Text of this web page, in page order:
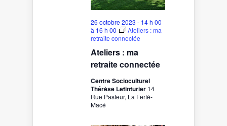
Ateliers : ma
retraite connectée
26 octobre 2023 - 14 h 00
à 16 h 00
Ateliers : ma
retraite connectée
Centre Socioculturel
Thérèse Letinturier 14
Rue Pasteur, La Ferté-
Macé